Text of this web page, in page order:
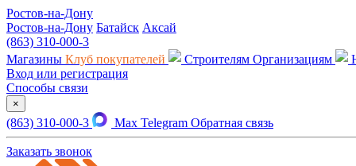
Ростов-на-Дону
Ростов-на-Дону Батайск Аксай
(863) 310-000-3
Магазины Клуб покупателей Строителям Организациям
Вход или регистрация
Способы связи
×
(863) 310-000-3 Max Telegram Обратная связь
Заказать звонок